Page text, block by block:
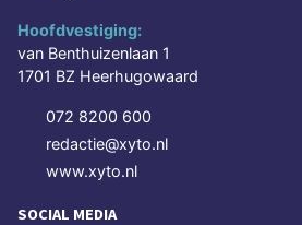
Hoofdvestiging:
van Benthuizenlaan 1
1701 BZ Heerhugowaard
072 8200 600
redactie@xyto.nl
www.xyto.nl
SOCIAL MEDIA